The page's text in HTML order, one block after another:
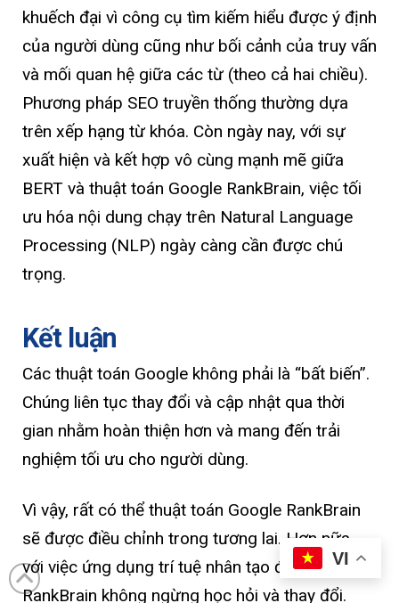
khuếch đại vì công cụ tìm kiếm hiểu được ý định
của người dùng cũng như bối cảnh của truy vấn
và mối quan hệ giữa các từ (theo cả hai chiều).
Phương pháp SEO truyền thống thường dựa
trên xếp hạng từ khóa. Còn ngày nay, với sự
xuất hiện và kết hợp vô cùng mạnh mẽ giữa
BERT và thuật toán Google RankBrain, việc tối
ưu hóa nội dung chạy trên Natural Language
Processing (NLP) ngày càng cần được chú
trọng.
Kết luận
Các thuật toán Google không phải là “bất biến”.
Chúng liên tục thay đổi và cập nhật qua thời
gian nhằm hoàn thiện hơn và mang đến trải
nghiệm tối ưu cho người dùng.
Vì vậy, rất có thể thuật toán Google RankBrain
sẽ được điều chỉnh trong tương lai. Hơn nữa,
với việc ứng dụng trí tuệ nhân tạo đã giúp cho
RankBrain không ngừng học hỏi và thay đổi.
VI